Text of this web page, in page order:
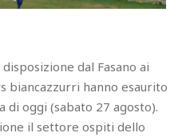
dal Fasano ai
hanno esaurito
di oggi (sabato 27 agosto).
il settore ospiti dello